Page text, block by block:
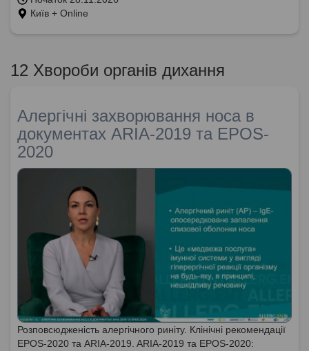
Київ + Online
12 Хвороби органів дихання
Алергічні захворювання носа в
документах ARIA-2019 та EPOS-
2020
Розповсюдженість алергічного риніту. Клінічні рекомендації
EPOS-2020 та ARIA-2019. ARIA-2019 та EPOS-2020: